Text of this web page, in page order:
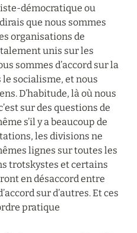
démocratique ou
que nous sommes
organisations de
unis sur les
sommes d’accord sur la
socialisme, et nous
D’habitude, là où nous
sur des questions de
s’il y a beaucoup de
les divisions ne
lignes sur toutes les
trotskystes et certains
en désaccord entre
sur d’autres. Et ces
pratique